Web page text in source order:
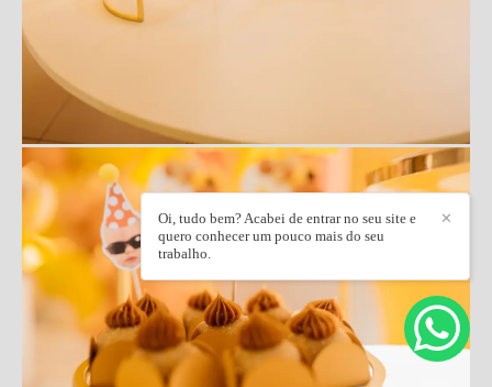
✕
Oi, tudo bem? Acabei de entrar no seu site e
quero conhecer um pouco mais do seu
trabalho.